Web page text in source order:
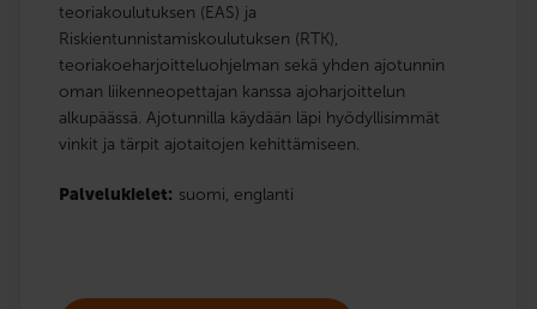
teoriakoulutuksen (EAS) ja
Riskientunnistamiskoulutuksen (RTK),
teoriakoeharjoitteluohjelman sekä yhden ajotunnin
oman liikenneopettajan kanssa ajoharjoittelun
alkupäässä. Ajotunnilla käydään läpi hyödyllisimmät
vinkit ja tärpit ajotaitojen kehittämiseen.
Palvelukielet: suomi, englanti